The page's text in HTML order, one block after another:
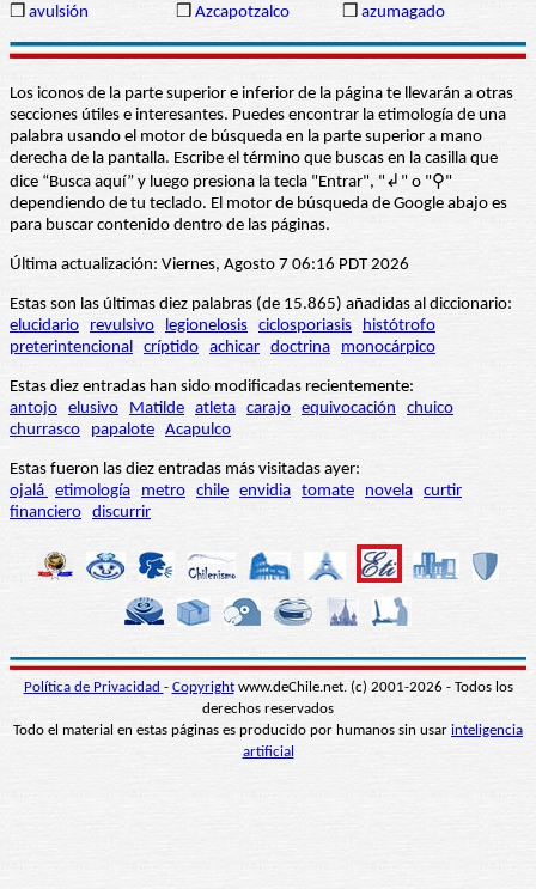
❒ avulsión ❒ Azcapotzalco ❒ azumagado
Los iconos de la parte superior e inferior de la página te llevarán a otras
secciones útiles e interesantes. Puedes encontrar la etimología de una
palabra usando el motor de búsqueda en la parte superior a mano
derecha de la pantalla. Escribe el término que buscas en la casilla que
dice “Busca aquí” y luego presiona la tecla "Entrar", "↲" o "⚲"
dependiendo de tu teclado. El motor de búsqueda de Google abajo es
para buscar contenido dentro de las páginas.
Última actualización: Viernes, Agosto 7 06:16 PDT 2026
Estas son las últimas diez palabras (de 15.865) añadidas al diccionario:
elucidario
revulsivo legionelosis ciclosporiasis
histótrofo
preterintencional críptido achicar doctrina monocárpico
Estas diez entradas han sido modificadas recientemente:
antojo elusivo Matilde atleta carajo equivocación
chuico
churrasco
papalote Acapulco
Estas fueron las diez entradas más visitadas ayer:
ojalá etimología metro chile envidia tomate novela curtir
financiero discurrir
Política de Privacidad - Copyrightwww.deChile.net. (c) 2001-2026 - Todos los
derechos reservados
Todo el material en estas páginas es producido por humanos sin usar inteligencia
artificial